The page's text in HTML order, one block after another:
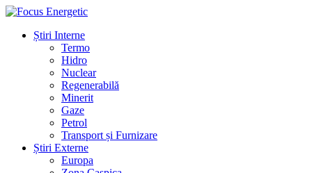
Știri Interne
Termo
Hidro
Nuclear
Regenerabilă
Minerit
Gaze
Petrol
Transport și Furnizare
Știri Externe
Europa